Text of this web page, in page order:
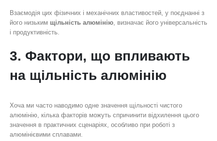
Взаємодія цих фізичних і механічних властивостей, у поєднанні з
його низьким щільність алюмінію, визначає його універсальність
і продуктивність.
3. Фактори, що впливають
на щільність алюмінію
Хоча ми часто наводимо одне значення щільності чистого
алюмінію, кілька факторів можуть спричинити відхилення цього
значення в практичних сценаріях, особливо при роботі з
алюмінієвими сплавами.